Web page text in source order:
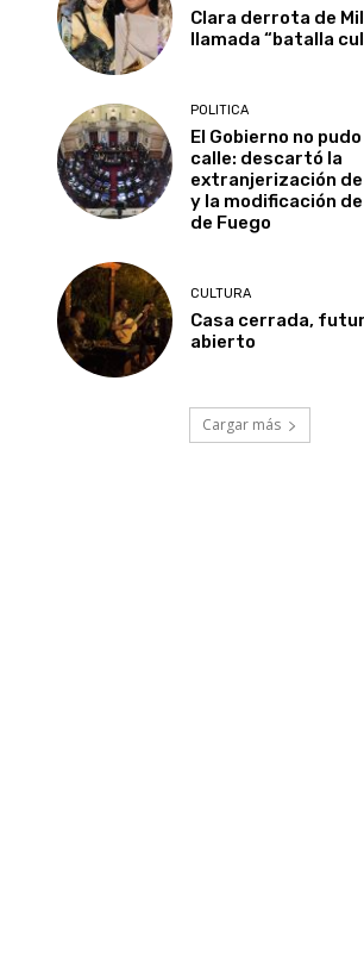
Clara derrota de
llamada “batalla
POLITICA
El Gobierno no
calle: descartó la
extranjerización
y la modificación de
de Fuego
CULTURA
Casa cerrada,
abierto
Cargar más